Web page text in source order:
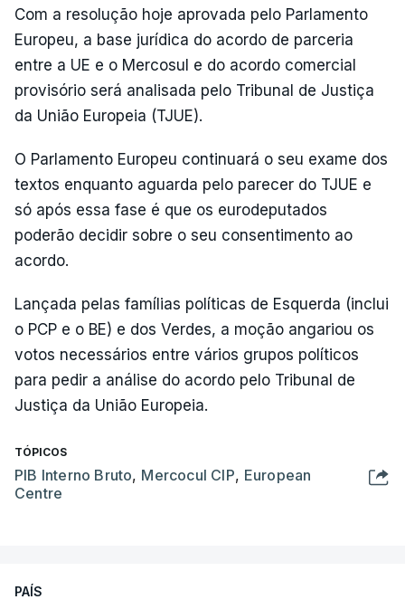
Com a resolução hoje aprovada pelo Parlamento
Europeu, a base jurídica do acordo de parceria
entre a UE e o Mercosul e do acordo comercial
provisório será analisada pelo Tribunal de Justiça
da União Europeia (TJUE).
O Parlamento Europeu continuará o seu exame dos
textos enquanto aguarda pelo parecer do TJUE e
só após essa fase é que os eurodeputados
poderão decidir sobre o seu consentimento ao
acordo.
Lançada pelas famílias políticas de Esquerda (inclui
o PCP e o BE) e dos Verdes, a moção angariou os
votos necessários entre vários grupos políticos
para pedir a análise do acordo pelo Tribunal de
Justiça da União Europeia.
TÓPICOS
PIB Interno Bruto, Mercocul CIP, European
Centre
PAÍS